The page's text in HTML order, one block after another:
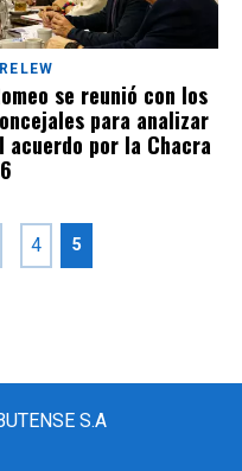
se reunió con los
para analizar
acuerdo por la Chacra
4 5
S.A